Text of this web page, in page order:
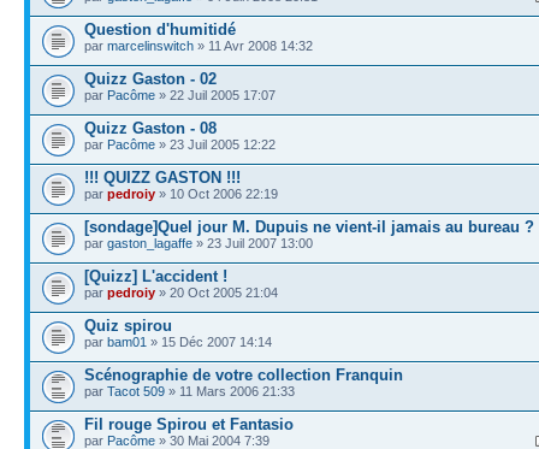
Question d'humitidé
par marcelinswitch » 11 Avr 2008 14:32
Quizz Gaston - 02
par Pacôme » 22 Juil 2005 17:07
Quizz Gaston - 08
par Pacôme » 23 Juil 2005 12:22
!!! QUIZZ GASTON !!!
par pedroiy » 10 Oct 2006 22:19
[sondage]Quel jour M. Dupuis ne vient-il jamais au bureau ?
par gaston_lagaffe » 23 Juil 2007 13:00
[Quizz] L'accident !
par pedroiy » 20 Oct 2005 21:04
Quiz spirou
par bam01 » 15 Déc 2007 14:14
Scénographie de votre collection Franquin
par Tacot 509 » 11 Mars 2006 21:33
Fil rouge Spirou et Fantasio
par Pacôme » 30 Mai 2004 7:39